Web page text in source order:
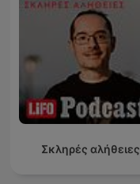
Σκληρές αλήθειες